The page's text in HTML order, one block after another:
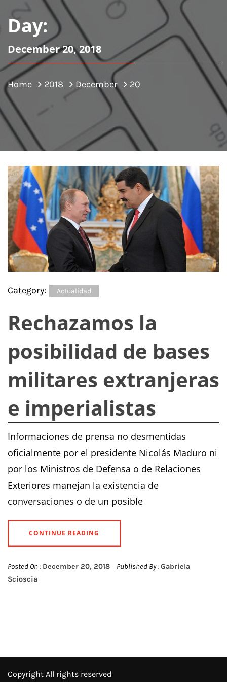
Day:
December 20, 2018
Home 2018 December 20
Category: Actualidad
Rechazamos la
posibilidad de bases
militares extranjeras
e imperialistas
Informaciones de prensa no desmentidas
oficialmente por el presidente Nicolás Maduro ni
por los Ministros de Defensa o de Relaciones
Exteriores manejan la existencia de
conversaciones o de un posible
CONTINUE READING
Posted On : December 20, 2018 Published By :Gabriela
Scioscia
Copyright All rights reserved